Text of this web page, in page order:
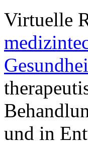
Virtuelle
und in